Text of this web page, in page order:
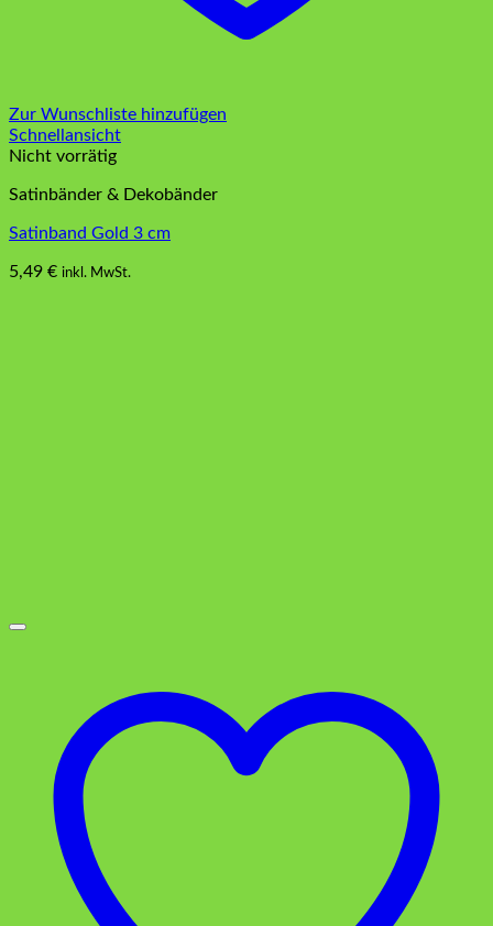
Zur Wunschliste hinzufügen
Schnellansicht
Nicht vorrätig
Satinbänder & Dekobänder
Satinband Gold 3 cm
5,49 € inkl. MwSt.